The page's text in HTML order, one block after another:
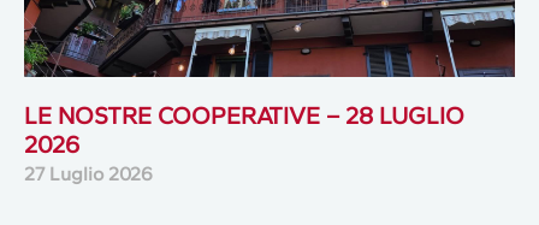
LE NOSTRE COOPERATIVE – 28 LUGLIO
2026
27 Luglio 2026